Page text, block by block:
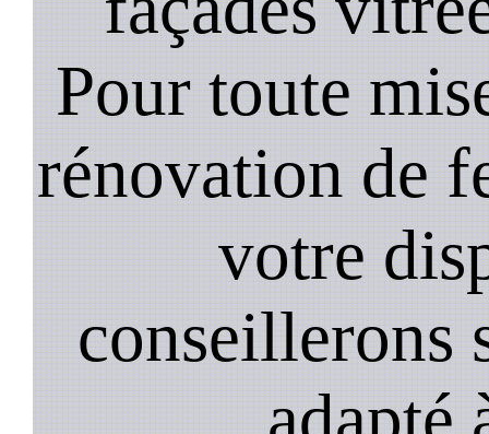
Pour toute
rénovation de
votre
conseillerons